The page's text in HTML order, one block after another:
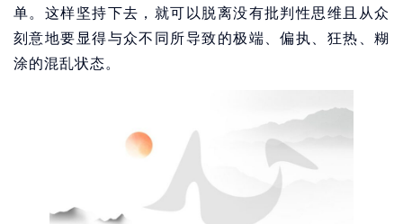
单。这样坚持下去，就可以脱离没有批判性思维且从众
刻意地要显得与众不同所导致的极端、偏执、狂热、糊
涂的混乱状态。